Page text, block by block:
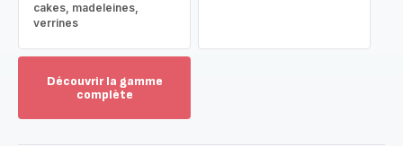
cakes, madeleines,
verrines
Découvrir la gamme
complète